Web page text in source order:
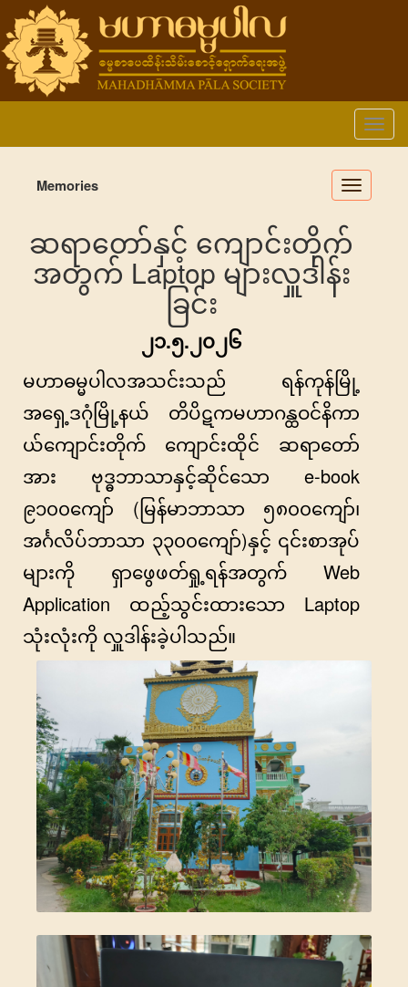
Toggle
Memories
ဆရာတော်နှင့် ကျောင်းတိုက်
အတွက် Laptop များလှူဒါန်း
ခြင်း
၂၁.၅.၂၀၂၆
မဟာဓမ္မပါလအသင်းသည် ရန်ကုန်မြို့
အရှေ့ဒဂုံမြို့နယ် တိပိဋကမဟာဂန္ထဝင်နိကာ
ယ်ကျောင်းတိုက် ကျောင်းထိုင် ဆရာတော်
အား ဗုဒ္ဓဘာသာနှင့်ဆိုင်သော e-book
၉၁၀၀ကျော် (မြန်မာဘာသာ ၅၈၀၀ကျော်၊
အင်္ဂလိပ်ဘာသာ ၃၃၀၀ကျော်)နှင့် ၎င်းစာအုပ်
များကို ရှာဖွေဖတ်ရှု့ရန်အတွက် Web
Application ထည့်သွင်းထားသော Laptop
သုံးလုံးကို လှူဒါန်းခဲ့ပါသည်။